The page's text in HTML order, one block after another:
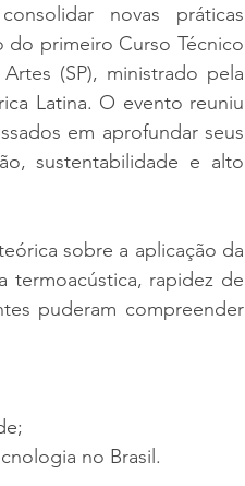
novas práticas
do primeiro Curso Técnico
(SP), ministrado pela
Latina. O evento reuniu
em aprofundar seus
sustentabilidade e alto
sobre a aplicação da
termoacústica, rapidez de
puderam compreender
no Brasil.